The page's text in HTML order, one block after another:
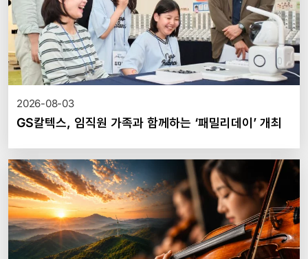
2026-08-03
GS칼텍스, 임직원 가족과 함께하는 ‘패밀리데이’ 개최